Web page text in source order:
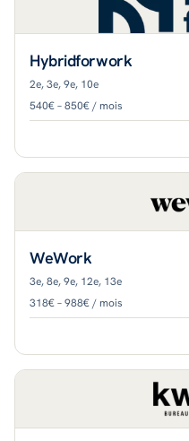
Hybridforwork
2e, 3e, 9e, 10e
540€ – 850€ / mois
WeWork
3e, 8e, 9e, 12e, 13e
318€ – 988€ / mois